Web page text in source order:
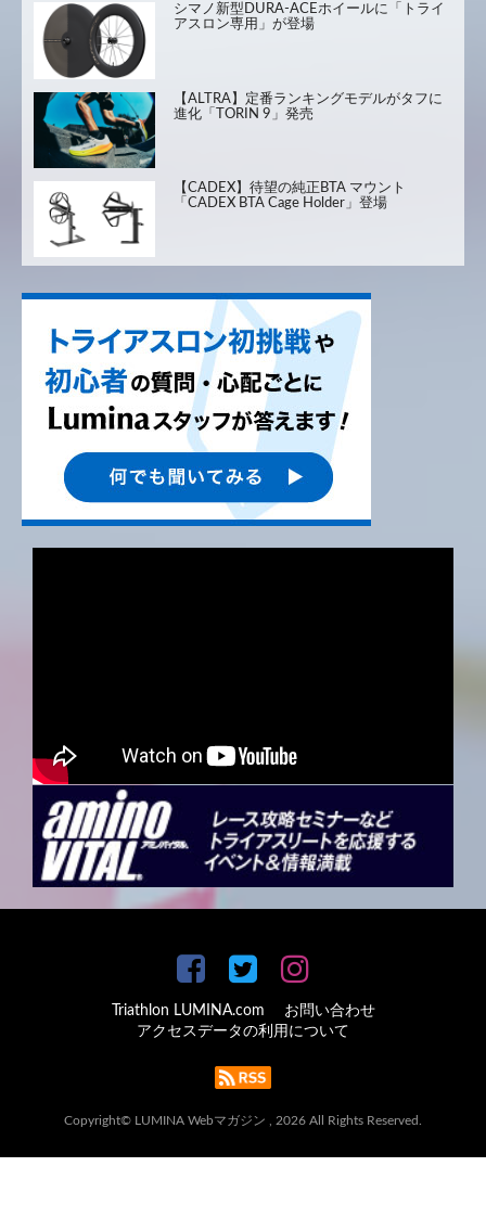
シマノ新型DURA-ACEホイールに「トライ
アスロン専用」が登場
【ALTRA】定番ランキングモデルがタフに
進化「TORIN 9」発売
【CADEX】待望の純正BTA マウント
「CADEX BTA Cage Holder」登場
Triathlon LUMINA.com
お問い合わせ
アクセスデータの利用について
Copyright© LUMINA Webマガジン , 2026 All Rights Reserved.